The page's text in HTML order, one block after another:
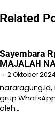
Related
Sayembara
MAJALAH
2 Oktober 2024
nataragung.id,
grup
oleh…